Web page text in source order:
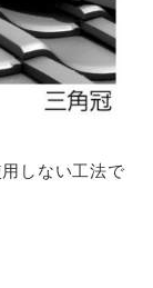
しない工法で